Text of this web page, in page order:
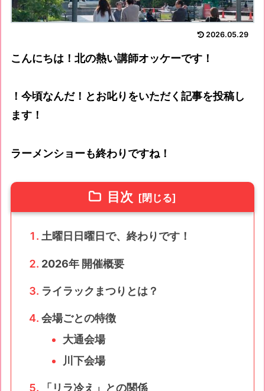
2026.05.29
こんにちは！北の熱い講師オッケーです！
！今頃なんだ！とお叱りをいただく記事を投稿し
ます！
ラーメンショーも終わりですね！
目次
土曜日日曜日で、終わりです！
2026年 開催概要
ライラックまつりとは？
会場ごとの特徴
大通会場
川下会場
「リラ冷え」との関係